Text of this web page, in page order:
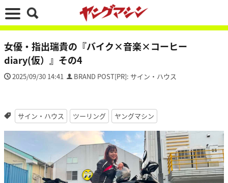
女優・指出瑞貴の『バイク×音楽×コーヒー
diary(仮）』その4
2025/09/30 14:41 BRAND POST[PR]: サイン・ハウス
サイン・ハウス ツーリング ヤングマシン